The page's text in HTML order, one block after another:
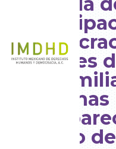
Mujeres
de
Personas
estado